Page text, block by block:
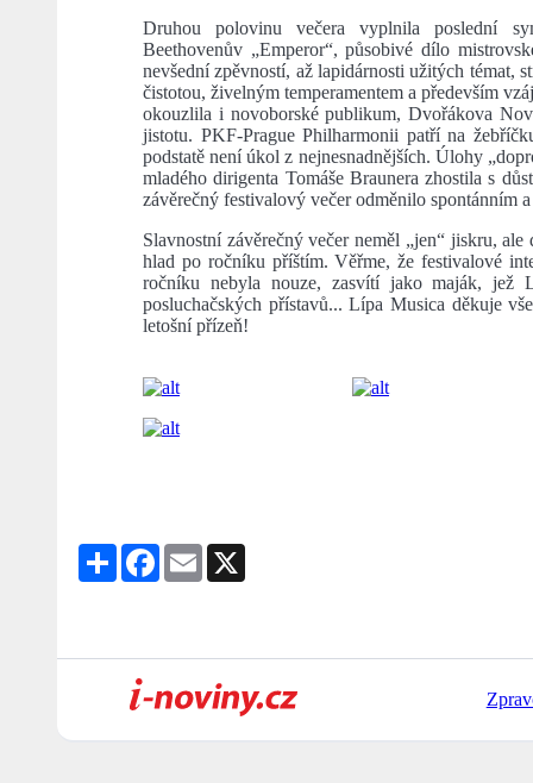
Druhou polovinu večera vyplnila poslední
Beethovenův „Emperor“, působivé dílo
nevšední zpěvností, až lapidárnosti užitých témat,
čistotou, živelným temperamentem a především
okouzlila i novoborské publikum, Dvořákova
jistotu. PKF-Prague Philharmonii patří na
podstatě není úkol z nejnesnadnějších. Úlohy
mladého dirigenta Tomáše Braunera zhostila s
závěrečný festivalový večer odměnilo spontánním
Slavnostní závěrečný večer neměl „jen“ jiskru,
hlad po ročníku příštím. Věřme, že festivalové
ročníku nebyla nouze, zasvítí jako maják,
posluchačských přístavů... Lípa Musica děkuje
letošní přízeň!
Share Facebook
Email